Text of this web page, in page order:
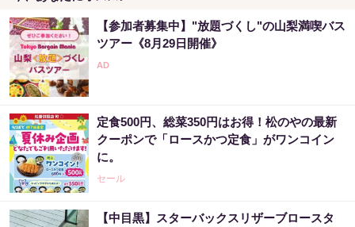
【参加者募集中】"放題づくし"の山梨満喫バス
ツアー《8月29日開催》
定食500円、総菜350円はお得！松のやの最新
クーポンで「ロースかつ定食」がワンコイン
に。
セール
【中目黒】スターバックスリザーブロースタ